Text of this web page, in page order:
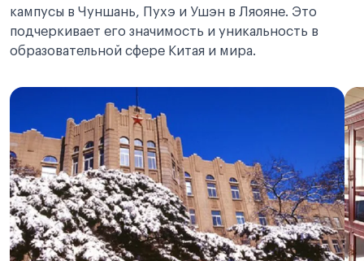
кампусы в Чуншань, Пухэ и Ушэн в Ляояне. Это
подчеркивает его значимость и уникальность в
образовательной сфере Китая и мира.